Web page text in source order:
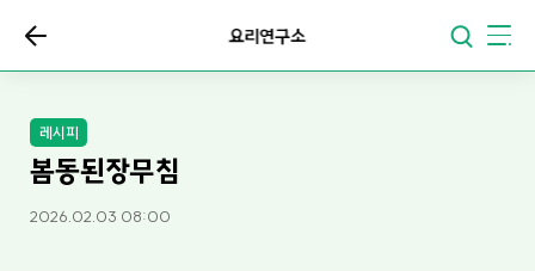
요리연구소
레시피
봄동된장무침
2026.02.03 08:00